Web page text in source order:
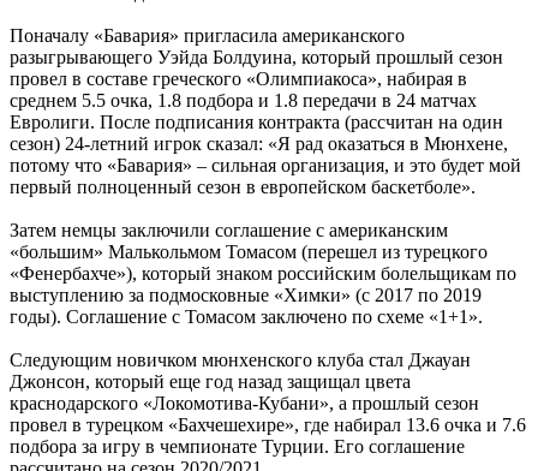
Поначалу «Бавария» пригласила американского
разыгрывающего Уэйда Болдуина, который прошлый сезон
провел в составе греческого «Олимпиакоса», набирая в
среднем 5.5 очка, 1.8 подбора и 1.8 передачи в 24 матчах
Евролиги. После подписания контракта (рассчитан на один
сезон) 24-летний игрок сказал: «Я рад оказаться в Мюнхене,
потому что «Бавария» – сильная организация, и это будет мой
первый полноценный сезон в европейском баскетболе».
Затем немцы заключили соглашение с американским
«большим» Малькольмом Томасом (перешел из турецкого
«Фенербахче»), который знаком российским болельщикам по
выступлению за подмосковные «Химки» (с 2017 по 2019
годы). Соглашение с Томасом заключено по схеме «1+1».
Следующим новичком мюнхенского клуба стал Джауан
Джонсон, который еще год назад защищал цвета
краснодарского «Локомотива-Кубани», а прошлый сезон
провел в турецком «Бахчешехире», где набирал 13.6 очка и 7.6
подбора за игру в чемпионате Турции. Его соглашение